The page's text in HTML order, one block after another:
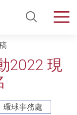
Open
2022 現
環球事務處